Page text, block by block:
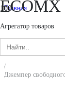
ECOMX
Агрегатор товаров
Search
for:
Главная
Женщинам
Одежда
Джемперы,
/
Джемпер